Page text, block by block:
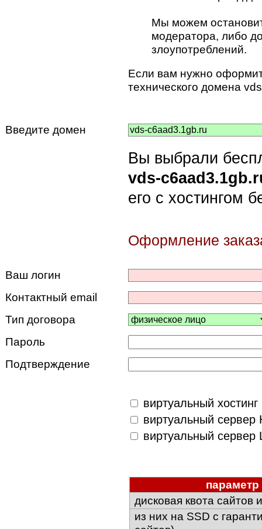
Мы можем
модератора, либо
злоупотреблений.
Если вам нужно
технического домена
Введите домен
Вы выбрали
vds-
его с хостингом
Оформление
Ваш логин
Контактный email
Тип договора
Пароль
Подтверждение
виртуальный
виртуальный сервер
виртуальный сервер
параметр
дисковая квота сайтов
из них на SSD с